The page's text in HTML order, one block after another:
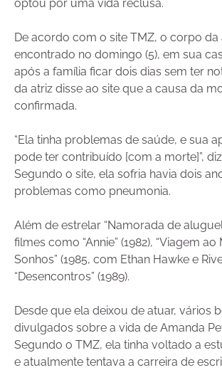
optou por uma vida reclusa.
De acordo com o site TMZ, o corpo da
encontrado no domingo (5), em sua
após a família ficar dois dias sem ter
da atriz disse ao site que a causa da
confirmada.
“Ela tinha problemas de saúde, e sua
pode ter contribuído [com a morte]”,
Segundo o site, ela sofria havia dois
problemas como pneumonia.
Além de estrelar “Namorada de
filmes como “Annie” (1982), “Viagem
Sonhos” (1985, com Ethan Hawke e
“Desencontros” (1989).
Desde que ela deixou de atuar, vários
divulgados sobre a vida de Amanda
Segundo o TMZ, ela tinha voltado a
e atualmente tentava a carreira de